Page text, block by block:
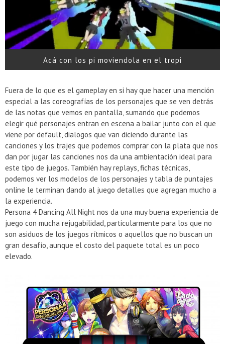
Acá con los pi moviendola en el tropi
Fuera de lo que es el gameplay en si hay que hacer una mención
especial a las coreografías de los personajes que se ven detrás
de las notas que vemos en pantalla, sumando que podemos
elegir qué personajes entran en escena a bailar junto con el que
viene por default, dialogos que van diciendo durante las
canciones y los trajes que podemos comprar con la plata que nos
dan por jugar las canciones nos da una ambientación ideal para
este tipo de juegos. También hay replays, fichas técnicas,
podemos ver los modelos de los personajes y tabla de puntajes
online le terminan dando al juego detalles que agregan mucho a
la experiencia.
Persona 4 Dancing All Night nos da una muy buena experiencia de
juego con mucha rejugabilidad, particularmente para los que no
son asiduos de los juegos rítmicos o aquellos que no buscan un
gran desafío, aunque el costo del paquete total es un poco
elevado.